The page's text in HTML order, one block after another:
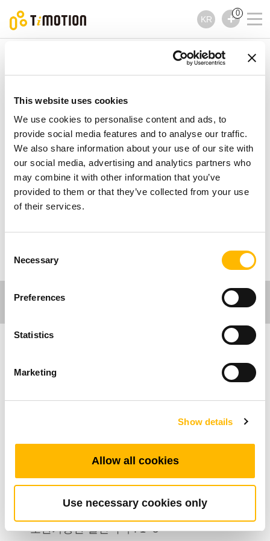
This website uses cookies
We use cookies to personalise content and ads, to
provide social media features and to analyse our traffic.
We also share information about your use of our site with
our social media, advertising and analytics partners who
may combine it with other information that you’ve
provided to them or that they’ve collected from your use
of their services.
Selection
Necessary
Preferences
Statistics
Marketing
Show details
Allow all cookies
Use necessary cookies only
KR
0
TFH35 제품시리즈
TFH35 제품시리즈
컨트롤러
가구분야
다. 다이렉트 컷 시스템타입으로 간편하고 경제
필요하지 않습니다.
제품특성
호환가능한 실린더 수: 1~3